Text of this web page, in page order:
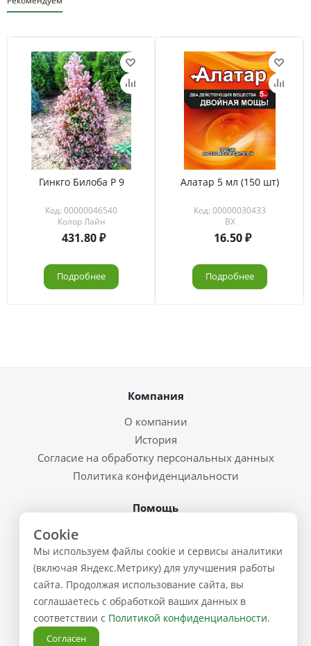
Гинкго Билоба Р 9
Код: 00000046540
Колор Лайн
431.80
Подробнее
Алатар 5 мл (150 шт)
Код: 00000030433
ВХ
16.50
Подробнее
Компания
О компании
История
Согласие на обработку персональных данных
Политика конфиденциальности
Помощь
Система скидок
Возврат товара и брак
Восстановление пароля
Предварительные заказы
Cookie
Мы используем файлы cookie и сервисы аналитики
(включая Яндекс.Метрику) для улучшения работы
сайта. Продолжая использование сайта, вы
соглашаетесь с обработкой ваших данных в
соответствии с Политикой конфиденциальности.
Согласен